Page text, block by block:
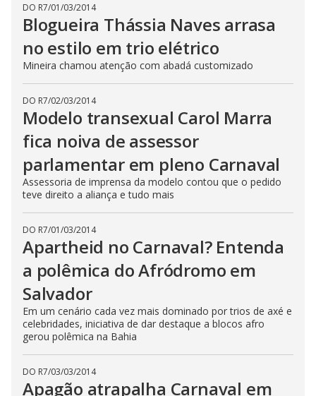
DO R7/01/03/2014
Blogueira Thássia Naves arrasa
no estilo em trio elétrico
Mineira chamou atenção com abadá customizado
DO R7/02/03/2014
Modelo transexual Carol Marra
fica noiva de assessor
parlamentar em pleno Carnaval
Assessoria de imprensa da modelo contou que o pedido
teve direito a aliança e tudo mais
DO R7/01/03/2014
Apartheid no Carnaval? Entenda
a polêmica do Afródromo em
Salvador
Em um cenário cada vez mais dominado por trios de axé e
celebridades, iniciativa de dar destaque a blocos afro
gerou polêmica na Bahia
DO R7/03/03/2014
Apagão atrapalha Carnaval em